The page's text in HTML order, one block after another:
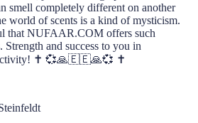
smell completely different on another
world of scents is a kind of mysticism.
that NUFAAR.COM offers such
Strength and success to you in
✝️ ️💞🙏🇪🇪🙏💞 ️✝️